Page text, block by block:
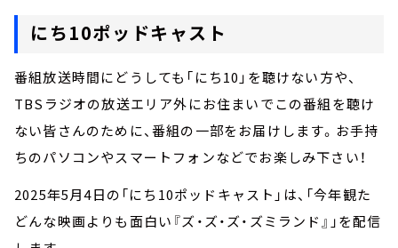
にち10ポッドキャスト
番組放送時間にどうしても「にち10」を聴けない方や、
TBSラジオの放送エリア外にお住まいでこの番組を聴け
ない皆さんのために、番組の一部をお届けします。お手持
ちのパソコンやスマートフォンなどでお楽しみ下さい！
2025年5月4日の「にち10ポッドキャスト」は、「今年観た
どんな映画よりも面白い『ズ・ズ・ズ・ズミランド』」を配信